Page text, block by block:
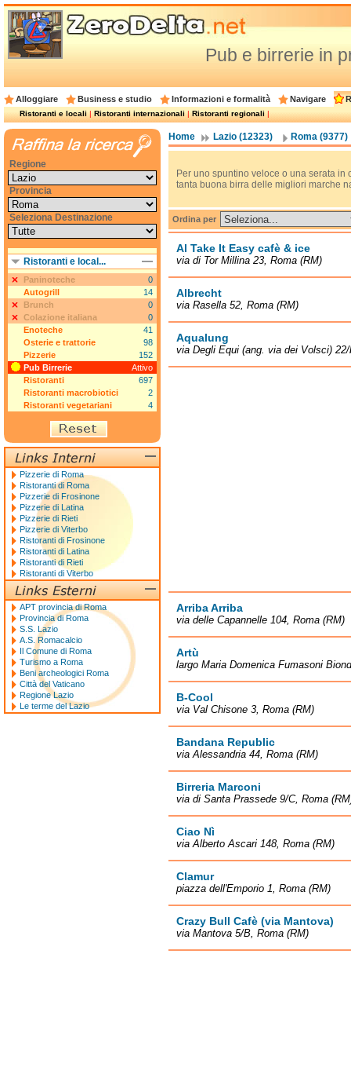
Pub e birrerie in
Alloggiare Business e studio Informazioni e formalità Navigare
Ristoranti e locali|Ristoranti internazionali|Ristoranti regionali|
Home Lazio (12323) Roma (9377)
Per uno spuntino veloce o una serata
tanta buona birra delle migliori marche
Ordina per
Al Take It Easy cafè & ice
via di Tor Millina 23, Roma (RM)
Albrecht
via Rasella 52, Roma (RM)
Aqualung
via Degli Equi (ang. via dei Volsci)
Arriba Arriba
via delle Capannelle 104, Roma (RM)
Artù
largo Maria Domenica Fumasoni
B-Cool
via Val Chisone 3, Roma (RM)
Bandana Republic
via Alessandria 44, Roma (RM)
Birreria Marconi
via di Santa Prassede 9/C, Roma
Ciao Nì
via Alberto Ascari 148, Roma (RM)
Clamur
piazza dell'Emporio 1, Roma (RM)
Crazy Bull Cafè (via Mantova)
via Mantova 5/B, Roma (RM)
Regione
Provincia
Seleziona Destinazione
Ristoranti e local...
Paninoteche
0
Autogrill
14
Brunch
0
Colazione italiana
0
Enoteche
41
Osterie e trattorie
98
Pizzerie
152
Pub Birrerie
Attivo
Ristoranti
697
Ristoranti macrobiotici
2
Ristoranti vegetariani
4
Pizzerie di Roma
Ristoranti di Roma
Pizzerie di Frosinone
Pizzerie di Latina
Pizzerie di Rieti
Pizzerie di Viterbo
Ristoranti di Frosinone
Ristoranti di Latina
Ristoranti di Rieti
Ristoranti di Viterbo
APT provincia di Roma
Provincia di Roma
S.S. Lazio
A.S. Romacalcio
Il Comune di Roma
Turismo a Roma
Beni archeologici Roma
Città del Vaticano
Regione Lazio
Le terme del Lazio